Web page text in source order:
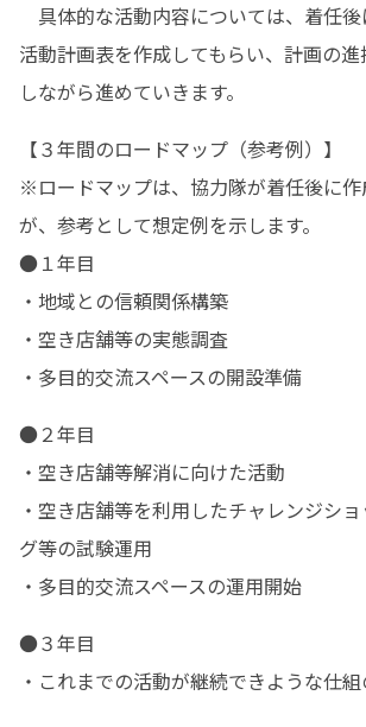
具体的な活動内容については、着任
活動計画表を作成してもらい、計画の
しながら進めていきます。
【３年間のロードマップ（参考例）】
※ロードマップは、協力隊が着任後に
が、参考として想定例を示します。
●１年目
・地域との信頼関係構築
・空き店舗等の実態調査
・多目的交流スペースの開設準備
●２年目
・空き店舗等解消に向けた活動
・空き店舗等を利用したチャレンジシ
グ等の試験運用
・多目的交流スペースの運用開始
●３年目
・これまでの活動が継続できような仕